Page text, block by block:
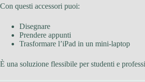
Con questi accessori puoi:
Disegnare
Prendere appunti
Trasformare l’iPad in un mini-laptop
È una soluzione flessibile per studenti e